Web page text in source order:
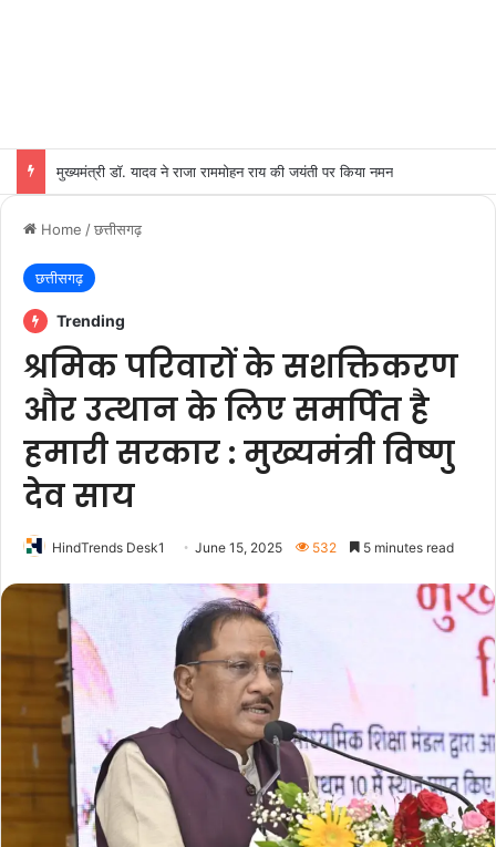
मुख्यमंत्री डॉ. यादव ने राजा राममोहन राय की जयंती पर किया नमन
Home /छत्तीसगढ़
छत्तीसगढ़
Trending
श्रमिक परिवारों के सशक्तिकरण
और उत्थान के लिए समर्पित है
हमारी सरकार : मुख्यमंत्री विष्णु
देव साय
HindTrends Desk1 June 15, 2025 532 5 minutes read